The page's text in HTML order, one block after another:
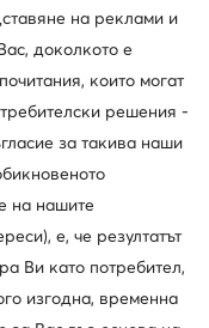
на реклами и
доколкото е
които могат
решения -
за такива наши
на нашите
е, че резултатът
Ви като потребител,
изгодна, временна